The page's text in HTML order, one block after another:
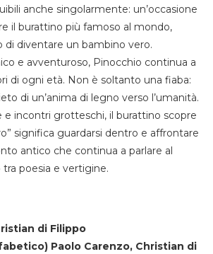
anche singolarmente: un’occasione
il burattino più famoso al mondo,
di diventare un bambino vero.
e avventuroso, Pinocchio continua a
di ogni età. Non è soltanto una fiaba:
di un’anima di legno verso l’umanità.
e incontri grotteschi, il burattino scopre
significa guardarsi dentro e affrontare
antico che continua a parlare al
poesia e vertigine.
di Filippo
Paolo Carenzo, Christian di